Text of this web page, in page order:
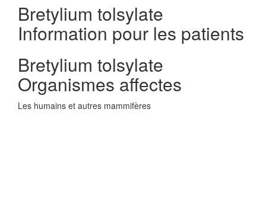
Bretylium tolsylate
Information pour les patients
Bretylium tolsylate
Organismes affectes
Les humains et autres mammifères